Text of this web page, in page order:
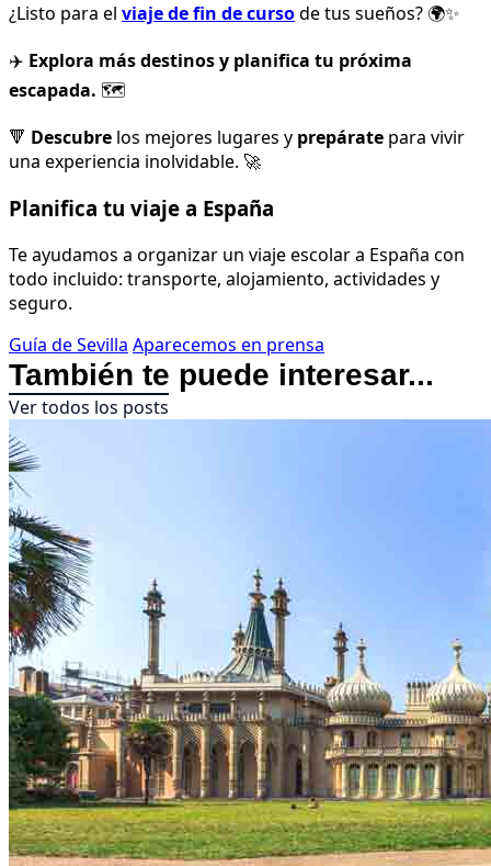
¿Listo para el viaje de fin de cursode tus sueños? 🌍✨
✈️ Explora más destinos y planifica tu próxima
escapada. 🗺️
🔻 Descubre los mejores lugares y prepárate para vivir
una experiencia inolvidable. 🚀
Planifica tu viaje a España
Te ayudamos a organizar un viaje escolar a España con
todo incluido: transporte, alojamiento, actividades y
seguro.
Guía de Sevilla Aparecemos en prensa
También te puede interesar...
Ver todos los posts